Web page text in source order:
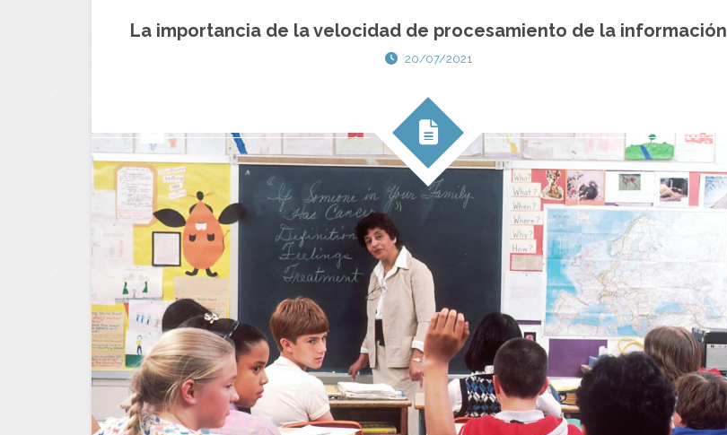
La importancia de la velocidad de procesamiento de la información
20/07/2021